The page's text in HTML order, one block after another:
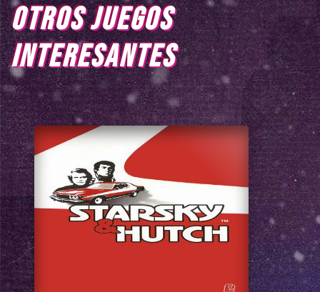
OTROS JUEGOS
INTERESANTES